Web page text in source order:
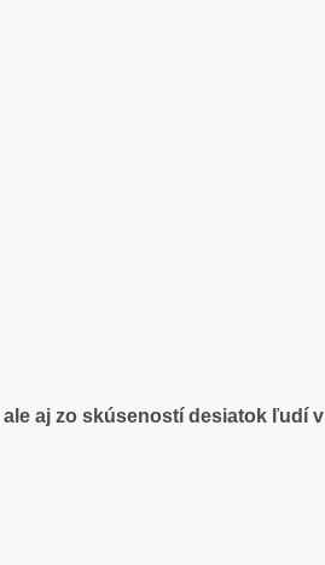
aj zo skúseností desiatok ľudí v